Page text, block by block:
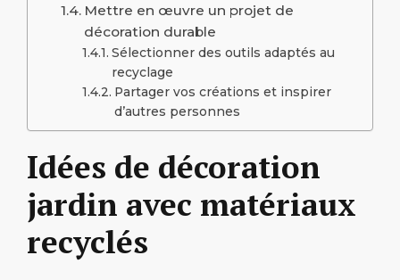
Mettre en œuvre un projet de
décoration durable
Sélectionner des outils adaptés au
recyclage
Partager vos créations et inspirer
d’autres personnes
Idées de décoration
jardin avec matériaux
recyclés